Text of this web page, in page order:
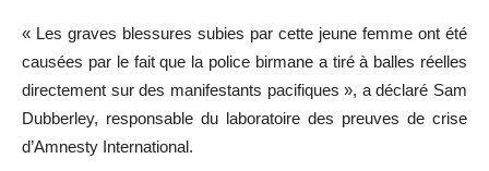
« Les graves blessures subies par cette jeune femme ont été
causées par le fait que la police birmane a tiré à balles réelles
directement sur des manifestants pacifiques », a déclaré Sam
Dubberley, responsable du laboratoire des preuves de crise
d’Amnesty International.